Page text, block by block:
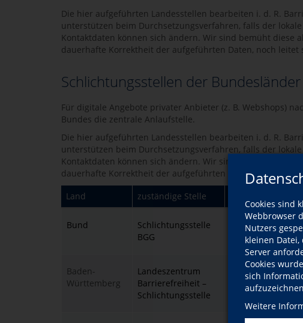
Cookies sind
Webbrowser
Nutzers
kleinen Datei,
Server
Cookies
sich
Weitere
Die hier aufgeführten Landesstellen bearbeiten i. d. R.
unterstützen beim Durchsetzungs­verfahren, falls der
Kontaktdaten können sich ändern. Wir sind bemüht diese
dauerhafte Korrektheit der aufgeführten Daten, noch leitet
Schlichtungsstellen der Bundesländer
Für digitale Angebote privater Anbieter (z. B. Webshops)
Bundes die zentrale Anlaufstelle.
Die hier aufgeführten Landesstellen bearbeiten i. d. R.
unterstützen beim Durchsetzungs­verfahren, falls der
Kontaktdaten können sich ändern. Wir sind bemüht diese
dauerhafte Korrektheit der aufgeführten Daten, noch leitet
Land
zuständige Stelle
Bund
Schlichtungsstelle
BGG
Baden-
Württemberg
Landeszentrum
Barrierefreiheit –
Schlichtungsstelle